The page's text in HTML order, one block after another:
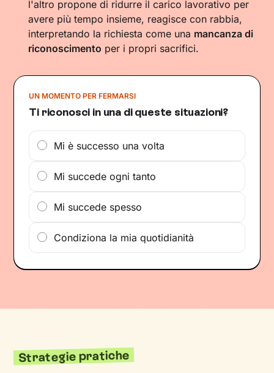
l'altro propone di ridurre il carico lavorativo per
avere più tempo insieme, reagisce con rabbia,
interpretando la richiesta come una mancanza di
riconoscimento per i propri sacrifici.
UN MOMENTO PER FERMARSI
Ti riconosci in una di queste situazioni?
Mi è successo una volta
Mi succede ogni tanto
Mi succede spesso
Condiziona la mia quotidianità
Strategie pratiche